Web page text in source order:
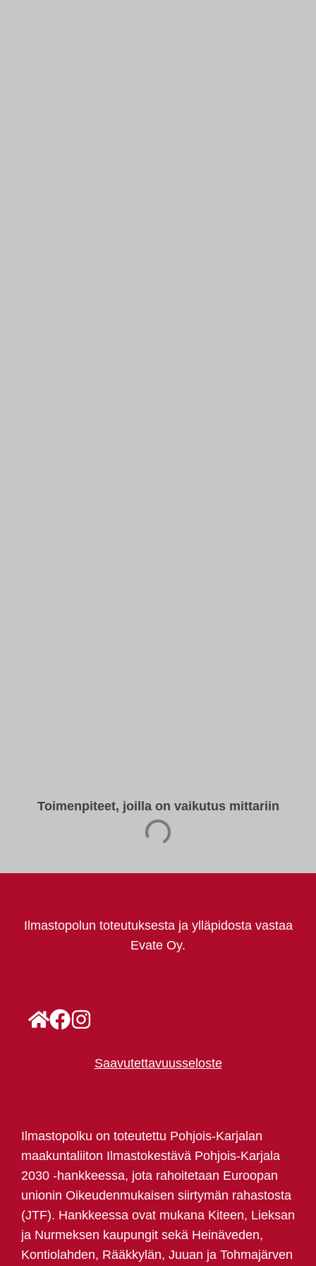
Toimenpiteet, joilla on vaikutus mittariin
Ilmastopolun toteutuksesta ja ylläpidosta vastaa
Evate Oy.
Saavutettavuusseloste
Ilmastopolku on toteutettu Pohjois-Karjalan
maakuntaliiton Ilmastokestävä Pohjois-Karjala
2030 -hankkeessa, jota rahoitetaan Euroopan
unionin Oikeudenmukaisen siirtymän rahastosta
(JTF). Hankkeessa ovat mukana Kiteen, Lieksan
ja Nurmeksen kaupungit sekä Heinäveden,
Kontiolahden, Rääkkylän, Juuan ja Tohmajärven